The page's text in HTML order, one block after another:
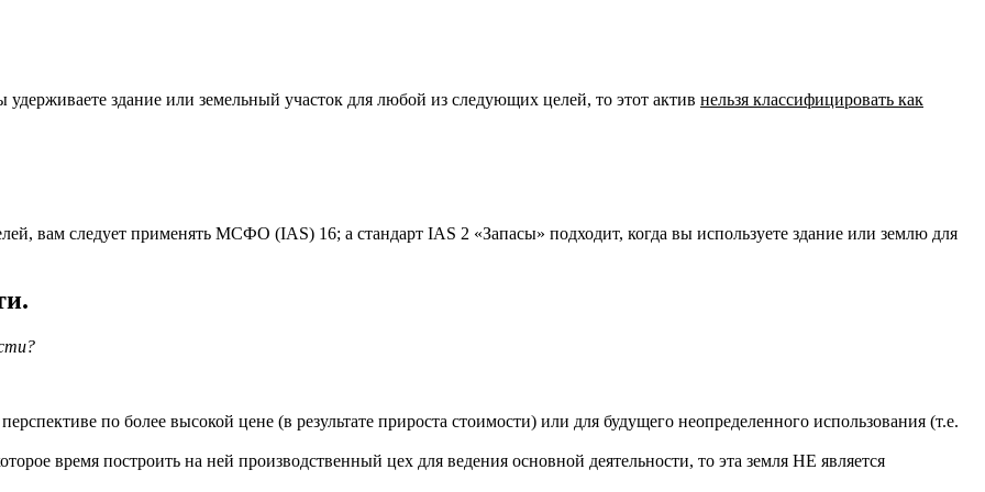
удерживаете здание или земельный участок для любой из следующих целей, то этот актив нельзя классифицировать как
вам следует применять МСФО (IAS) 16; а стандарт IAS 2 «Запасы» подходит, когда вы используете здание или землю для
по более высокой цене (в результате прироста стоимости) или для будущего неопределенного использования (т.е.
время построить на ней производственный цех для ведения основной деятельности, то эта земля НЕ является